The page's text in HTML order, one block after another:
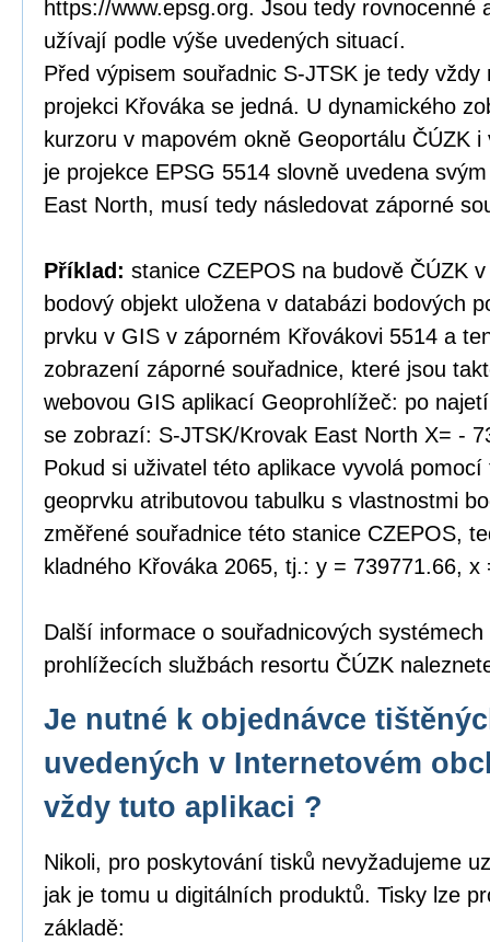
https://www.epsg.org. Jsou tedy rovnocenné
užívají podle výše uvedených situací.
Před výpisem souřadnic S-JTSK je tedy
projekci Křováka se jedná. U dynamického
kurzoru v mapovém okně Geoportálu ČÚZK
je projekce EPSG 5514 slovně uvedena
East North, musí tedy následovat záporné
Příklad: stanice CZEPOS na budově ČÚZK
bodový objekt uložena v databázi bodových
prvku v GIS v záporném Křovákovi 5514 a
zobrazení záporné souřadnice, které jsou
webovou GIS aplikací Geoprohlížeč: po
se zobrazí: S-JTSK/Krovak East North X= -
Pokud si uživatel této aplikace vyvolá
geoprvku atributovou tabulku s vlastnostmi
změřené souřadnice této stanice CZEPOS,
kladného Křováka 2065, tj.: y = 739771.66, x
Další informace o souřadnicových
prohlížecích službách resortu ČÚZK
Je nutné k objednávce
uvedených v Internetovém
vždy tuto aplikaci ?
Nikoli, pro poskytování tisků nevyžadujeme
jak je tomu u digitálních produktů. Tisky lze
základě: